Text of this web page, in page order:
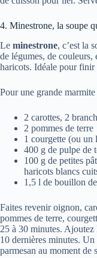
4. Minestrone, la soupe
Le minestrone, c’est la
de légumes, de couleurs,
haricots. Idéale pour finir
Pour une grande
2 carottes, 2
2 pommes de terre
1 courgette (ou un
400 g de pulpe de
100 g de petites
haricots blancs
1,5 l de bouillon
Faites revenir oignon,
pommes de terre,
25 à 30 minutes. Ajoutez
10 dernières minutes.
parmesan au moment de